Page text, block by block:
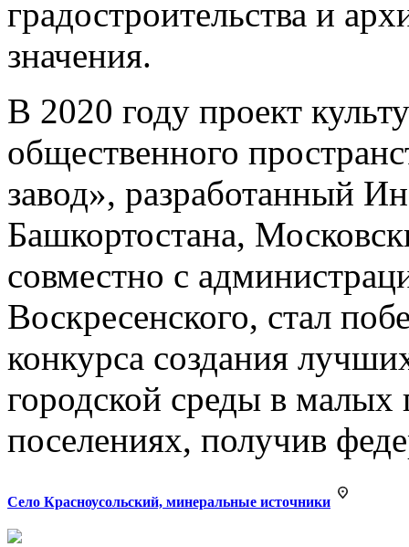
градостроительства и
значения.
В 2020 году проект
общественного
завод», разработанный
Башкортостана,
совместно с
Воскресенского, стал
конкурса создания
городской среды в малых
поселениях, получив
Село Красноусольский, минеральные источники